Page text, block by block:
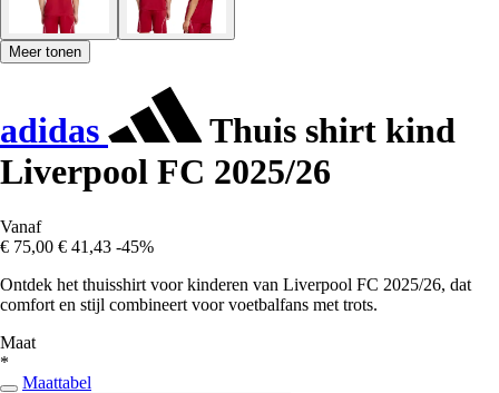
Meer tonen
adidas
Thuis shirt kind
Liverpool FC 2025/26
Vanaf
€ 75,00 € 41,43 -45%
Ontdek het thuisshirt voor kinderen van Liverpool FC 2025/26, dat
comfort en stijl combineert voor voetbalfans met trots.
Maat
*
Maattabel